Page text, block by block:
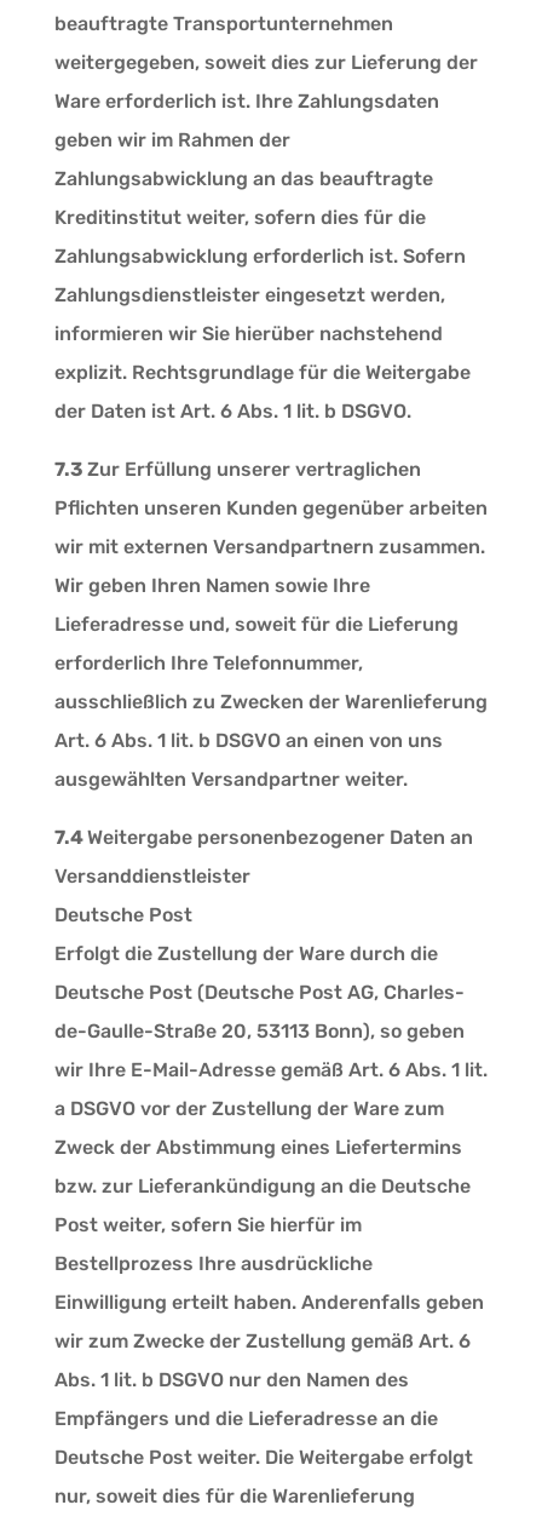
beauftragte Transportunternehmen
weitergegeben, soweit dies zur Lieferung der
Ware erforderlich ist. Ihre Zahlungsdaten
geben wir im Rahmen der
Zahlungsabwicklung an das beauftragte
Kreditinstitut weiter, sofern dies für die
Zahlungsabwicklung erforderlich ist. Sofern
Zahlungsdienstleister eingesetzt werden,
informieren wir Sie hierüber nachstehend
explizit. Rechtsgrundlage für die Weitergabe
der Daten ist Art. 6 Abs. 1 lit. b DSGVO.
7.3 Zur Erfüllung unserer vertraglichen
Pflichten unseren Kunden gegenüber arbeiten
wir mit externen Versandpartnern zusammen.
Wir geben Ihren Namen sowie Ihre
Lieferadresse und, soweit für die Lieferung
erforderlich Ihre Telefonnummer,
ausschließlich zu Zwecken der Warenlieferung
Art. 6 Abs. 1 lit. b DSGVO an einen von uns
ausgewählten Versandpartner weiter.
7.4Weitergabe personenbezogener Daten an
Versanddienstleister
Deutsche Post
Erfolgt die Zustellung der Ware durch die
Deutsche Post (Deutsche Post AG, Charles-
de-Gaulle-Straße 20, 53113 Bonn), so geben
wir Ihre E-Mail-Adresse gemäß Art. 6 Abs. 1 lit.
a DSGVO vor der Zustellung der Ware zum
Zweck der Abstimmung eines Liefertermins
bzw. zur Lieferankündigung an die Deutsche
Post weiter, sofern Sie hierfür im
Bestellprozess Ihre ausdrückliche
Einwilligung erteilt haben. Anderenfalls geben
wir zum Zwecke der Zustellung gemäß Art. 6
Abs. 1 lit. b DSGVO nur den Namen des
Empfängers und die Lieferadresse an die
Deutsche Post weiter. Die Weitergabe erfolgt
nur, soweit dies für die Warenlieferung